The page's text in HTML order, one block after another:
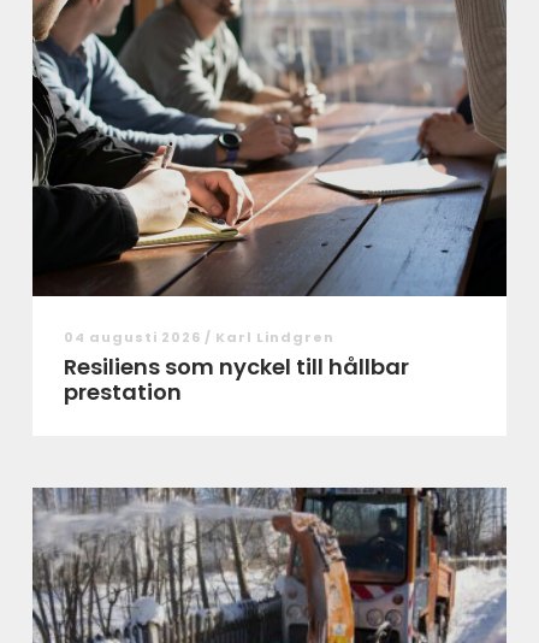
04 augusti 2026 / Karl Lindgren
Resiliens som nyckel till hållbar
prestation